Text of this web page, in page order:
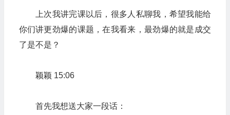
上次我讲完课以后，很多人私聊我，希望我能给
你们讲更劲爆的课题，在我看来，最劲爆的就是成交
了是不是？
颖颖 15:06
首先我想送大家一段话：